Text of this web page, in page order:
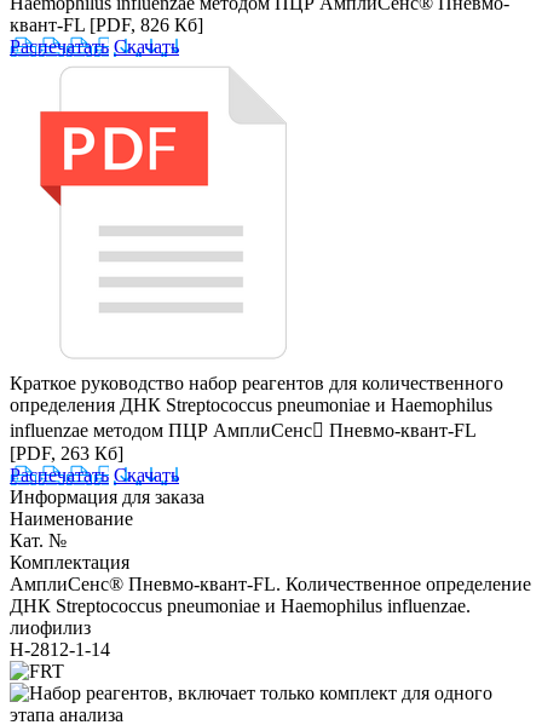
квант-FL [PDF, 826 Кб]
Распечатать Скачать
Краткое руководство набор реагентов для количественного
определения ДНК Streptococcus pneumoniae и Haemophilus
influenzae методом ПЦР АмплиСенс Пневмо-квант-FL
[PDF, 263 Кб]
Распечатать Скачать
Информация для заказа
Наименование
Кат. №
Комплектация
АмплиСенс® Пневмо-квант-FL. Количественное определение
ДНК Streptococcus pneumoniae и Haemophilus influenzae.
лиофилиз
H-2812-1-14